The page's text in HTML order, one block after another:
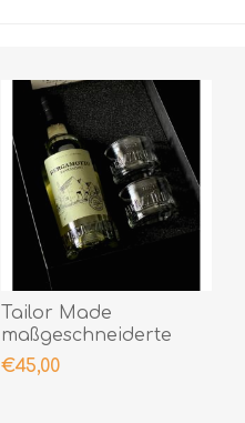
Tailor Made
maßgeschneiderte
Bergamotto +
Gleichgewicht
€45,00